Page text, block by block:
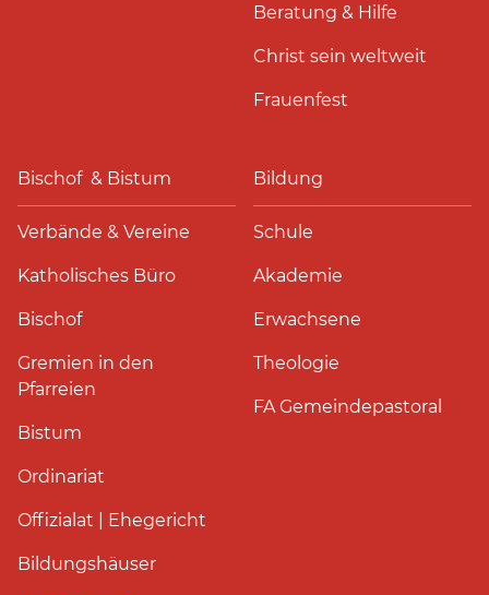
Beratung & Hilfe
Christ sein weltweit
Frauenfest
Bischof & Bistum
Verbände & Vereine
Katholisches Büro
Bischof
Gremien in den
Pfarreien
Bistum
Ordinariat
Offizialat | Ehegericht
Bildungshäuser
Bildung
Schule
Akademie
Erwachsene
Theologie
FA Gemeindepastoral